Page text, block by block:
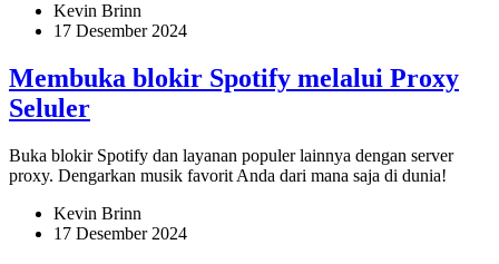
Kevin Brinn
17 Desember 2024
Membuka blokir Spotify melalui Proxy
Seluler
Buka blokir Spotify dan layanan populer lainnya dengan server
proxy. Dengarkan musik favorit Anda dari mana saja di dunia!
Kevin Brinn
17 Desember 2024